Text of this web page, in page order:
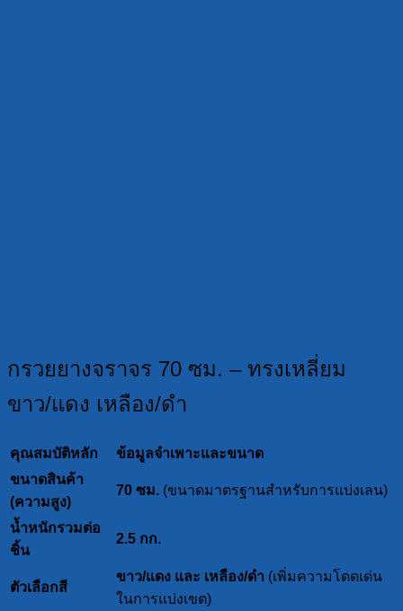
กรวยยางจราจร 70 ซม. – ทรงเหลี่ยม
ขาว/แดง เหลือง/ดำ
คุณสมบัติหลัก
ข้อมูลจำเพาะและขนาด
ขนาดสินค้า
(ความสูง)
70 ซม. (ขนาดมาตรฐานสำหรับการแบ่งเลน)
น้ำหนักรวมต่อ
ชิ้น
2.5 กก.
ตัวเลือกสี
ขาว/แดง และ เหลือง/ดำ (เพิ่มความโดดเด่น
ในการแบ่งเขต)